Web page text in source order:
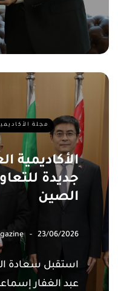
مجلة
الأكاديمية
جديدة
الصين
23/06/2026
استقبل سعادة
عبد الغفار